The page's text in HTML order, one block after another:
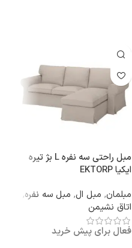
مبل راحتی سه نفره L بژ تیره
ایکیا EKTORP
مبلمان, مبل ال, مبل سه نفره,
اتاق نشیمن
فعال برای پیش خرید